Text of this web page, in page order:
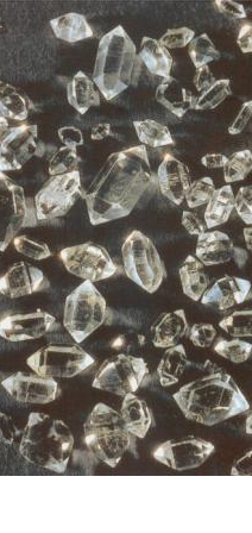
è una
spazio a
quanto più un
di cristallizzazione
di tempo (tempo
cristalli
Si tratta di cristalli
molto localizzate
nel territorio selvinese
ancorchè
in zona. Questa
a imbuto ritrovabili